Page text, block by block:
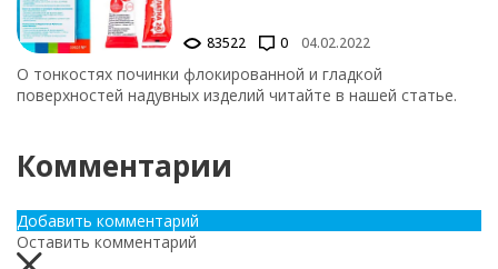
04.02.2022
83522 0
О тонкостях починки флокированной и гладкой
поверхностей надувных изделий читайте в нашей статье.
Комментарии
Добавить комментарий
Оставить комментарий